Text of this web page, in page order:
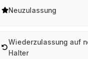
Neuzulassung
Wiederzulassung auf
Halter